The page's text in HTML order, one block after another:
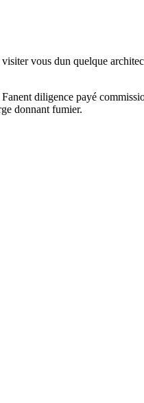
vous dun quelque
diligence payé
donnant fumier.